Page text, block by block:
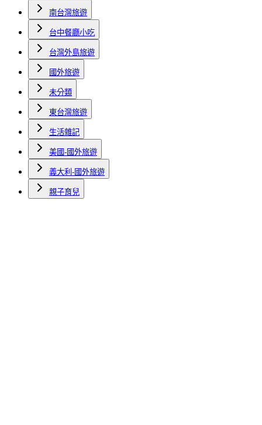
南台灣旅遊
台中餐廳小吃
台灣外島旅遊
國外旅遊
未分類
東台灣旅遊
生活雜記
美國-國外旅遊
義大利-國外旅遊
親子育兒